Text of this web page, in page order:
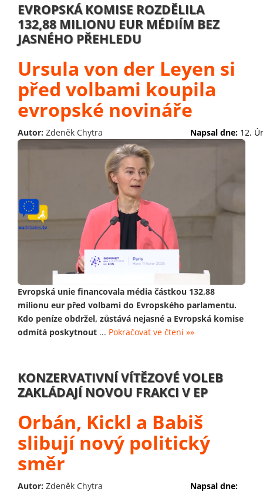
EVROPSKÁ KOMISE ROZDĚLILA
132,88 MILIONU EUR MÉDIÍM BEZ
JASNÉHO PŘEHLEDU
Ursula von der Leyen si
před volbami koupila
evropské novináře
Autor: Zdeněk Chytra Napsal dne: 12.
Evropská unie financovala média částkou 132,88
milionu eur před volbami do Evropského parlamentu.
Kdo peníze obdržel, zůstává nejasné a Evropská komise
odmítá poskytnout ... Pokračovat ve čtení »»
KONZERVATIVNÍ VÍTĚZOVÉ VOLEB
ZAKLÁDAJÍ NOVOU FRAKCI V EP
Orbán, Kickl a Babiš
slibují nový politický
směr
Autor: Zdeněk Chytra
Napsal dne: